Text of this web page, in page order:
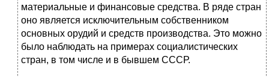
материальные и финансовые средства. В ряде стран
оно является исключительным собственником
основных орудий и средств производства. Это можно
было наблюдать на примерах социалистических
стран, в том числе и в бывшем СССР.